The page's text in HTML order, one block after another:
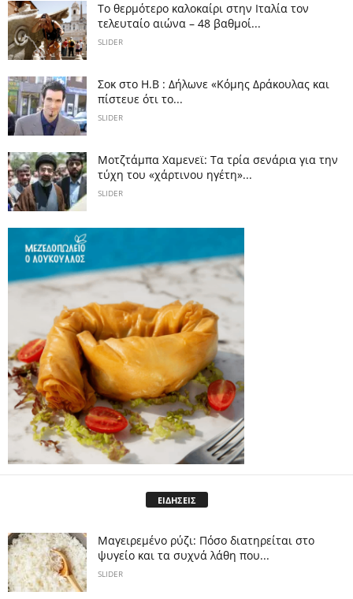
Το θερμότερο καλοκαίρι στην Ιταλία τον
τελευταίο αιώνα – 48 βαθμοί...
SLIDER
Σοκ στο Η.Β : Δήλωνε «Κόμης Δράκουλας και
πίστευε ότι το...
SLIDER
Μοτζτάμπα Χαμενεϊ: Τα τρία σενάρια για την
τύχη του «χάρτινου ηγέτη»...
SLIDER
ΕΙΔΗΣΕΙΣ
Μαγειρεμένο ρύζι: Πόσο διατηρείται στο
ψυγείο και τα συχνά λάθη που...
SLIDER